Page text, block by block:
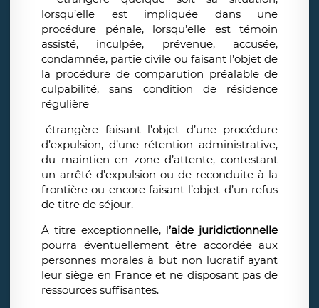
lorsqu’elle est impliquée dans une
procédure pénale, lorsqu’elle est témoin
assisté, inculpée, prévenue, accusée,
condamnée, partie civile ou faisant l’objet de
la procédure de comparution préalable de
culpabilité, sans condition de résidence
régulière
-étrangère faisant l’objet d’une procédure
d’expulsion, d’une rétention administrative,
du maintien en zone d’attente, contestant
un arrêté d’expulsion ou de reconduite à la
frontière ou encore faisant l’objet d’un refus
de titre de séjour.
À titre exceptionnelle, l’aide juridictionnelle
pourra éventuellement être accordée aux
personnes morales à but non lucratif ayant
leur siège en France et ne disposant pas de
ressources suffisantes.